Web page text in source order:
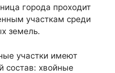
города проходит
участкам среди
земель.
участки имеют
состав: хвойные